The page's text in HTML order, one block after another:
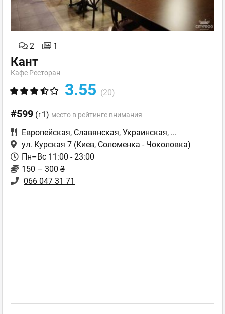
2 1
Кант
Кафе Ресторан
3.55 (20)
#599 (↑1) место в рейтинге внимания
Европейская, Славянская, Украинская, ...
ул. Курская 7 (Киев, Соломенка - Чоколовка)
Пн–Вс 11:00 - 23:00
150 – 300 ₴
066 047 31 71